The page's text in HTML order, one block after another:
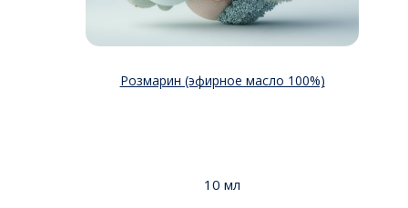
Розмарин (эфирное масло 100%)
10 мл